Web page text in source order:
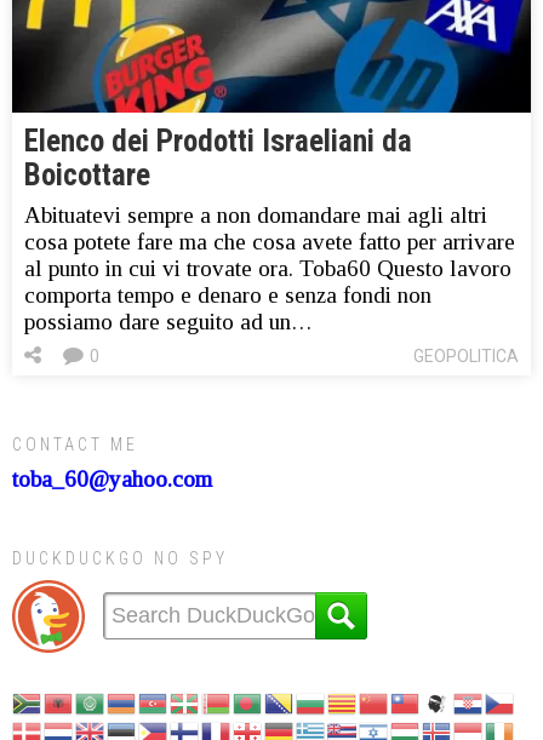
Elenco dei Prodotti Israeliani da
Boicottare
Abituatevi sempre a non domandare mai agli altri
cosa potete fare ma che cosa avete fatto per arrivare
al punto in cui vi trovate ora. Toba60 Questo lavoro
comporta tempo e denaro e senza fondi non
possiamo dare seguito ad un…
GEOPOLITICA
0
CONTACT ME
toba_60@yahoo.com
DUCKDUCKGO NO SPY